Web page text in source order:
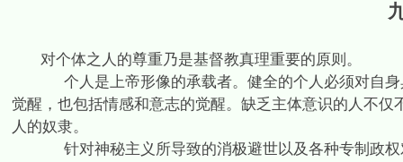
对个体之人的尊重乃是基督教真理重要的原则。
个人是上帝形像的承载者。健全的个人必须对自
觉醒，也包括情感和意志的觉醒。缺乏主体意识的人不
人的奴隶。
针对神秘主义所导致的消极避世以及各种专制政